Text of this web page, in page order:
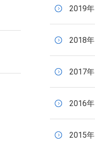
2019年
2018年
2017年
2016年
2015年